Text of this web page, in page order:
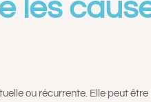
les
ou récurrente. Elle peut